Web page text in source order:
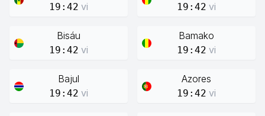
19:42 vi 19:42 vi
Bisáu
19:42 vi
Bamako
19:42 vi
Bajul
19:42 vi
Azores
19:42 vi